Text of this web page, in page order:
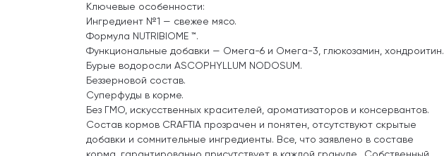
Ключевые особенности:
Ингредиент №1 — свежее мясо.
Формула NUTRIBIOME ™.
Функциональные добавки — Омега-6 и Омега-3, глюкозамин, хондроитин.
Бурые водоросли ASCOPHYLLUM NODOSUM.
Беззерновой состав.
Суперфуды в корме.
Без ГМО, искусственных красителей, ароматизаторов и консервантов.
Состав кормов CRAFTIA прозрачен и понятен, отсутствуют скрытые
добавки и сомнительные ингредиенты. Все, что заявлено в составе